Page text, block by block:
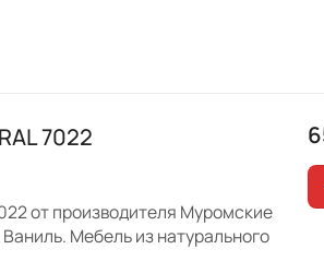
7022
от производителя Муромские
Мебель из натурального